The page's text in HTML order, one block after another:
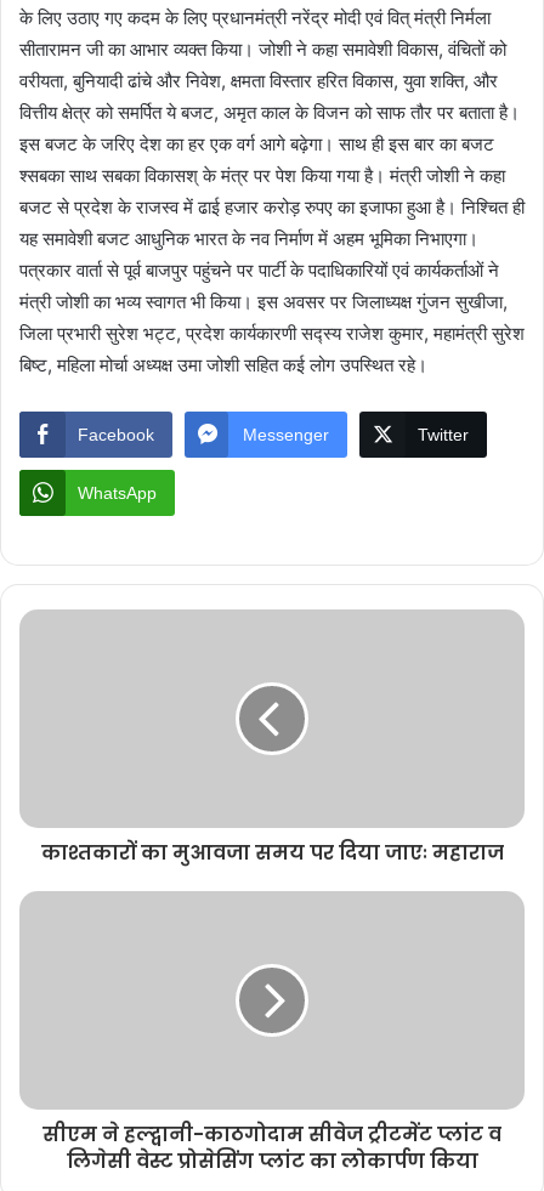
के लिए उठाए गए कदम के लिए प्रधानमंत्री नरेंद्र मोदी एवं वित् मंत्री निर्मला
सीतारामन जी का आभार व्यक्त किया। जोशी ने कहा समावेशी विकास, वंचितों को
वरीयता, बुनियादी ढांचे और निवेश, क्षमता विस्तार हरित विकास, युवा शक्ति, और
वित्तीय क्षेत्र को समर्पित ये बजट, अमृत काल के विजन को साफ तौर पर बताता है।
इस बजट के जरिए देश का हर एक वर्ग आगे बढ़ेगा। साथ ही इस बार का बजट
श्सबका साथ सबका विकासश् के मंत्र पर पेश किया गया है। मंत्री जोशी ने कहा
बजट से प्रदेश के राजस्व में ढाई हजार करोड़ रुपए का इजाफा हुआ है। निश्चित ही
यह समावेशी बजट आधुनिक भारत के नव निर्माण में अहम भूमिका निभाएगा।
पत्रकार वार्ता से पूर्व बाजपुर पहुंचने पर पार्टी के पदाधिकारियों एवं कार्यकर्ताओं ने
मंत्री जोशी का भव्य स्वागत भी किया। इस अवसर पर जिलाध्यक्ष गुंजन सुखीजा,
जिला प्रभारी सुरेश भट्ट, प्रदेश कार्यकारणी सद्स्य राजेश कुमार, महामंत्री सुरेश
बिष्ट, महिला मोर्चा अध्यक्ष उमा जोशी सहित कई लोग उपस्थित रहे।
Facebook Messenger Twitter
WhatsApp
काश्तकारों का मुआवजा समय पर दिया जाएः महाराज
सीएम ने हल्द्वानी-काठगोदाम सीवेज ट्रीटमेंट प्लांट व
लिगेसी वेस्ट प्रोसेसिंग प्लांट का लोकार्पण किया